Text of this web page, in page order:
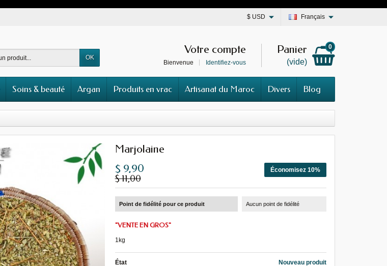
Français
$ USD
OK
Panier
(vide)
0
Votre compte
Bienvenue Identifiez-vous
Soins & beauté Argan Produits en vrac Artisanat du Maroc Divers Blog
Marjolaine
Économisez 10%
$ 9,90
$ 11,00
Point de fidélité pour ce produit Aucun point de fidélité
"VENTE EN GROS"
1kg
État Nouveau produit